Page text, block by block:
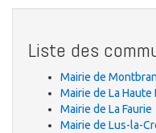
Liste des
Mairie de
Mairie de La Haute
Mairie de La Faurie
Mairie de Lus-la-